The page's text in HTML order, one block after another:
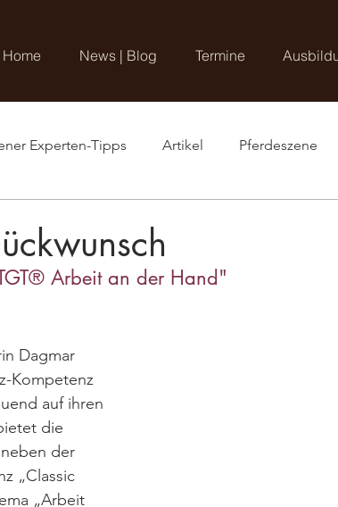
Home News | Blog Termine
Experten-Tipps Artikel Pferdeszene
Arbeit an der Hand"
Dagmar
Kompetenz
auf ihren
die
der
„Classic
„Arbeit